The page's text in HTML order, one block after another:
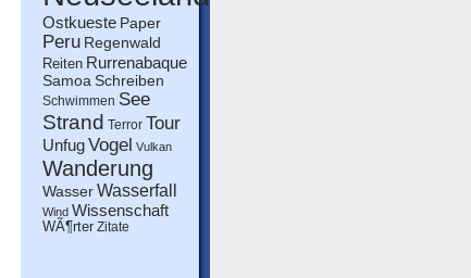
Ostkueste Paper
Peru Regenwald
Reiten Rurrenabaque
Samoa Schreiben
Schwimmen See
Strand Terror Tour
UnfugVogel Vulkan
Wanderung
Wasser Wasserfall
Wind Wissenschaft
WÃ¶rter Zitate